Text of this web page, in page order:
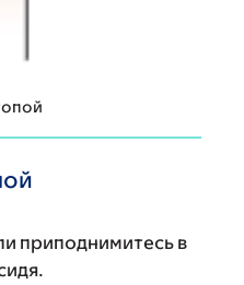
приподнимитесь в